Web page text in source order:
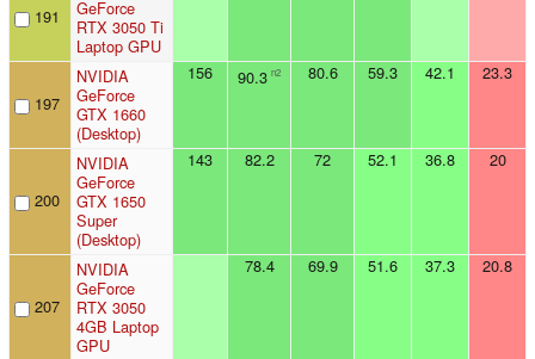
191
GeForce
RTX 3050 Ti
Laptop GPU
197
NVIDIA
GeForce
GTX 1660
(Desktop)
156 90.3 n2 80.6 59.3 42.1 23.3
200
NVIDIA
GeForce
GTX 1650
Super
(Desktop)
143 82.2 72 52.1 36.8 20
207
NVIDIA
GeForce
RTX 3050
4GB Laptop
GPU
78.4 69.9 51.6 37.3 20.8